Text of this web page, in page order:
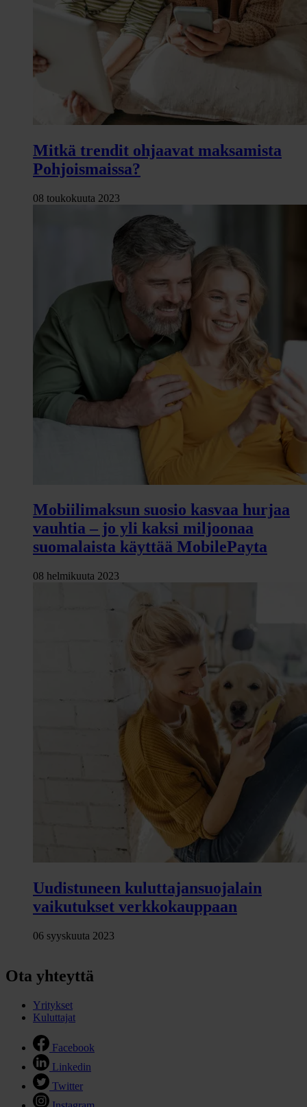
Mitkä trendit ohjaavat maksamista
Pohjoismaissa?
08 toukokuuta 2023
Mobiilimaksun suosio kasvaa hurjaa
vauhtia – jo yli kaksi miljoonaa
suomalaista käyttää MobilePayta
08 helmikuuta 2023
Uudistuneen kuluttajansuojalain
vaikutukset verkkokauppaan
06 syyskuuta 2023
Ota yhteyttä
Yritykset
Kuluttajat
Facebook
Linkedin
Twitter